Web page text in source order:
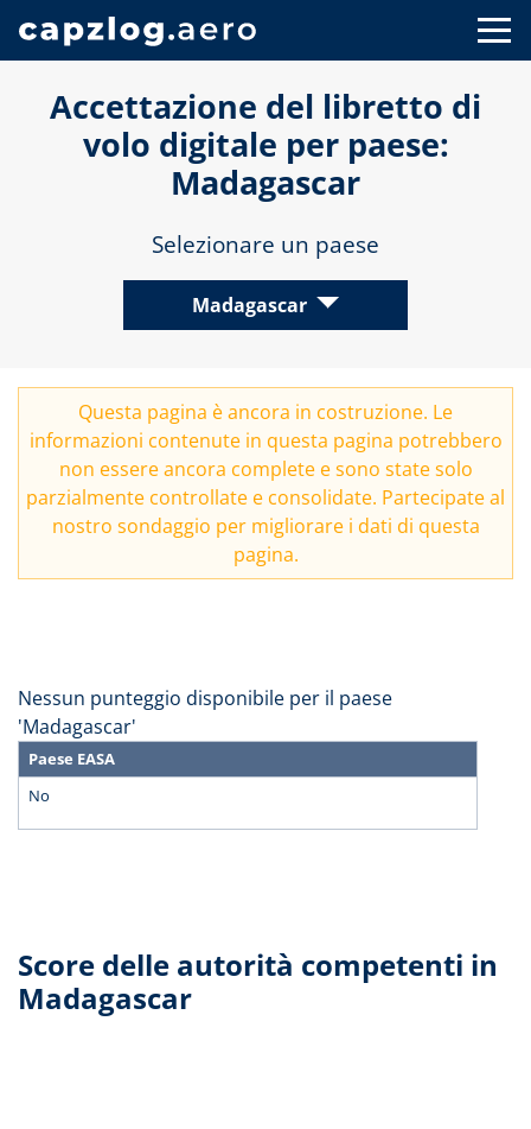
Accettazione del libretto di
volo digitale per paese:
Madagascar
Selezionare un paese
Madagascar
Questa pagina è ancora in costruzione. Le
informazioni contenute in questa pagina potrebbero
non essere ancora complete e sono state solo
parzialmente controllate e consolidate. Partecipate al
nostro sondaggio per migliorare i dati di questa
pagina.
Nessun punteggio disponibile per il paese
'Madagascar'
Paese EASA
No
Score delle autorità competenti in
Madagascar